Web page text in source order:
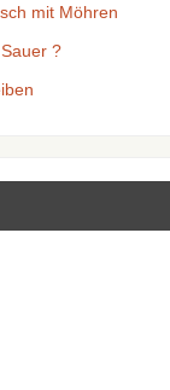
mit Möhren
?